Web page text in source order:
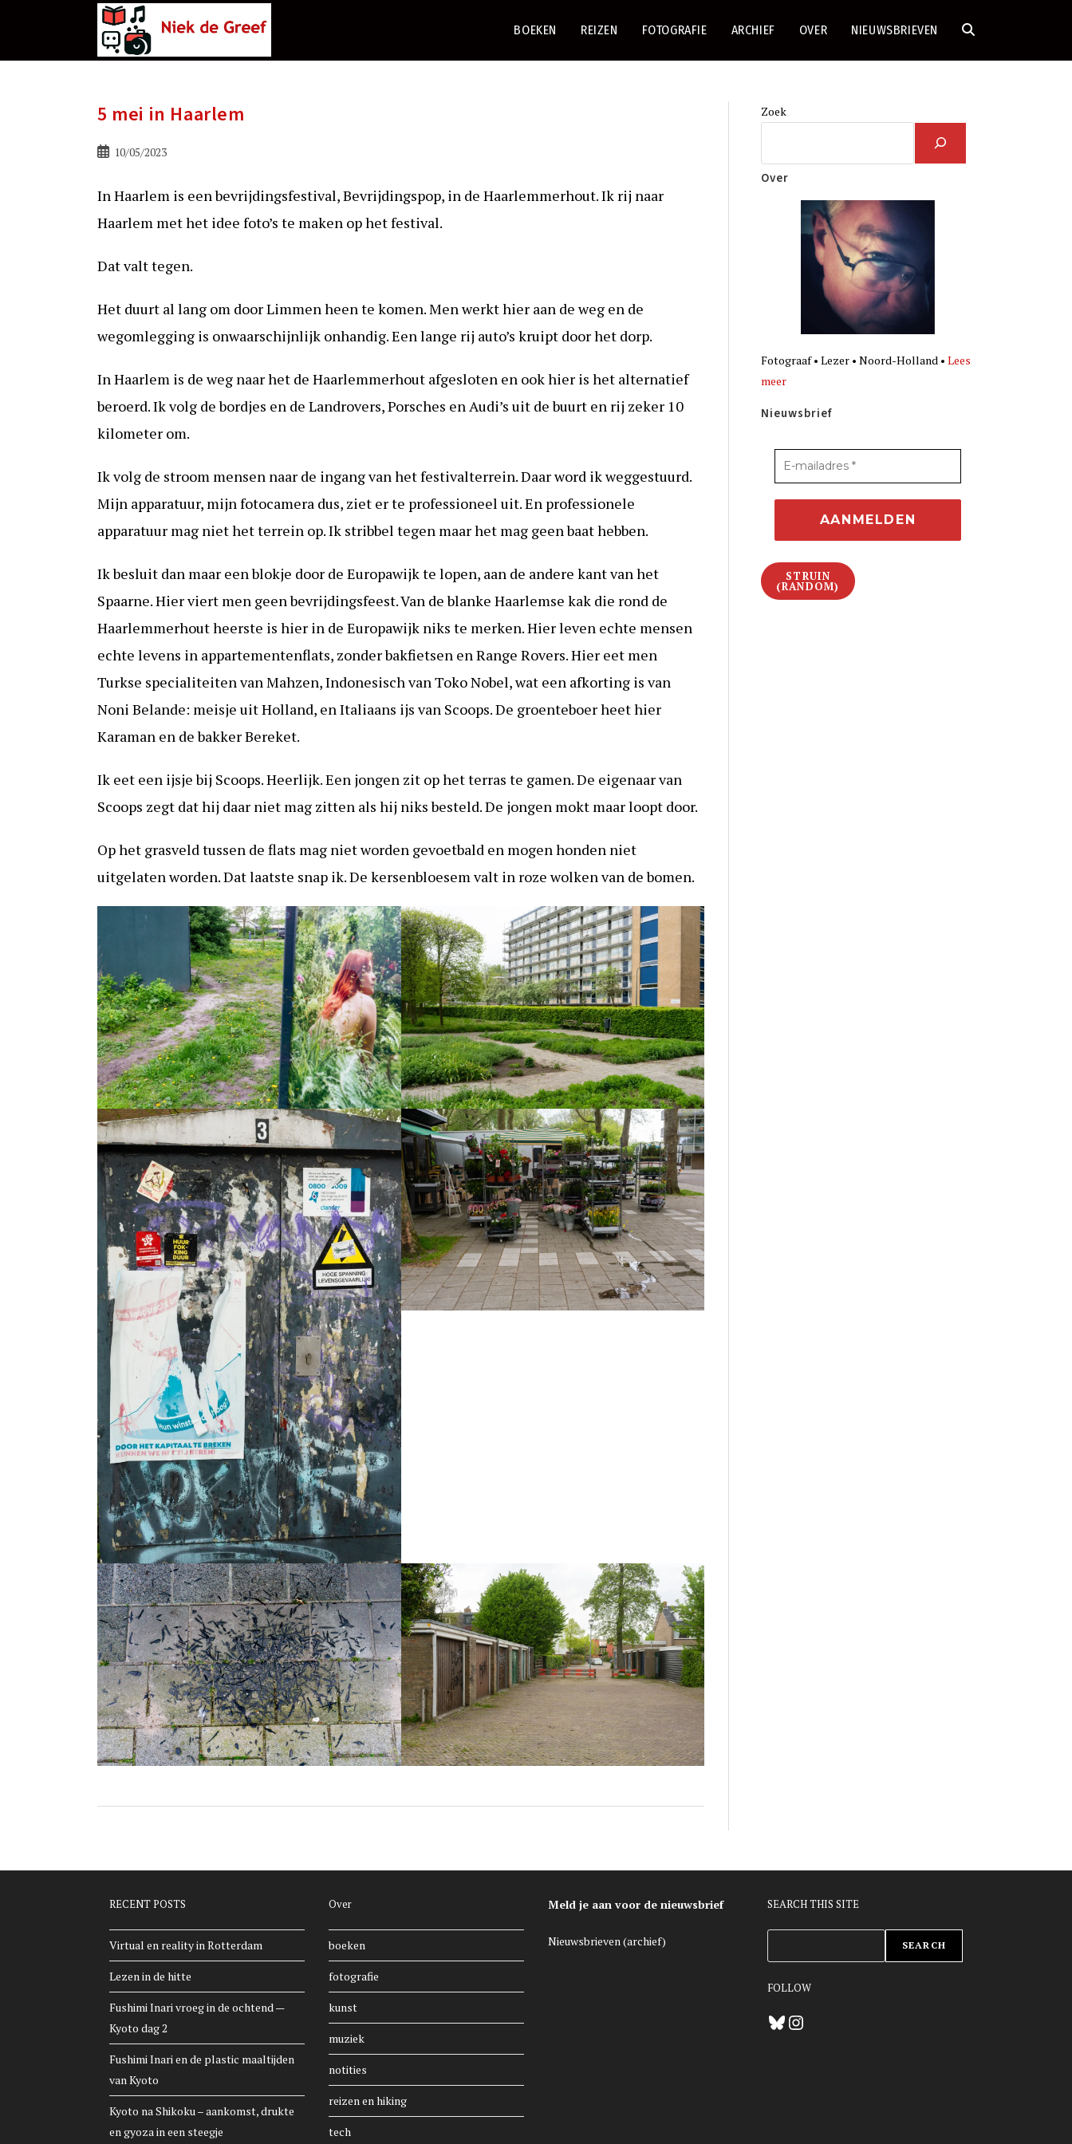
BOEKEN REIZEN FOTOGRAFIE ARCHIEF OVER NIEUWSBRIEVEN TOGGLE
5 mei in Haarlem
Bericht10/05/2023
In Haarlem is een bevrijdingsfestival, Bevrijdingspop, in de Haarlemmerhout. Ik rij naar
Haarlem met het idee foto’s te maken op het festival.
Dat valt tegen.
Het duurt al lang om door Limmen heen te komen. Men werkt hier aan de weg en de
wegomlegging is onwaarschijnlijk onhandig. Een lange rij auto’s kruipt door het dorp.
In Haarlem is de weg naar het de Haarlemmerhout afgesloten en ook hier is het alternatief
beroerd. Ik volg de bordjes en de Landrovers, Porsches en Audi’s uit de buurt en rij zeker 10
kilometer om.
Ik volg de stroom mensen naar de ingang van het festivalterrein. Daar word ik weggestuurd.
Mijn apparatuur, mijn fotocamera dus, ziet er te professioneel uit. En professionele
apparatuur mag niet het terrein op. Ik stribbel tegen maar het mag geen baat hebben.
Ik besluit dan maar een blokje door de Europawijk te lopen, aan de andere kant van het
Spaarne. Hier viert men geen bevrijdingsfeest. Van de blanke Haarlemse kak die rond de
Haarlemmerhout heerste is hier in de Europawijk niks te merken. Hier leven echte mensen
echte levens in appartementenflats, zonder bakfietsen en Range Rovers. Hier eet men
Turkse specialiteiten van Mahzen, Indonesisch van Toko Nobel, wat een afkorting is van
Noni Belande: meisje uit Holland, en Italiaans ijs van Scoops. De groenteboer heet hier
Karaman en de bakker Bereket.
Ik eet een ijsje bij Scoops. Heerlijk. Een jongen zit op het terras te gamen. De eigenaar van
Scoops zegt dat hij daar niet mag zitten als hij niks besteld. De jongen mokt maar loopt door.
Op het grasveld tussen de flats mag niet worden gevoetbald en mogen honden niet
uitgelaten worden. Dat laatste snap ik. De kersenbloesem valt in roze wolken van de bomen.
Zoek
Over
Fotograaf • Lezer • Noord-Holland • Lees
meer
Nieuwsbrief
STRUIN
(RANDOM)
RECENT POSTS
Virtual en reality in Rotterdam
Lezen in de hitte
Fushimi Inari vroeg in de ochtend —
Kyoto dag 2
Fushimi Inari en de plastic maaltijden
van Kyoto
Kyoto na Shikoku – aankomst, drukte
en gyoza in een steegje
Over
boeken
fotografie
kunst
muziek
notities
reizen en hiking
tech
Meld je aan voor de nieuwsbrief
Nieuwsbrieven (archief)
SEARCH THIS SITE
SEARCH
FOLLOW
BlueskyInstagram